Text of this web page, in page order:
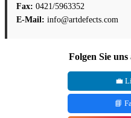
Fax: 0421/5963352
E-Mail: info@artdefects.com
Folgen Sie
💼
📘